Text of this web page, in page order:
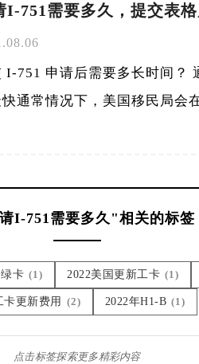
I-751需要多久，提交表
I-751 申请后需要多长时间？
通常情况下，美国移民局会
I-751需要多久"相关的标签
卡 (1) 2022美国更新工卡 (1)
卡更新费用 (2) 2022年H1-B (1)
点击标签探索更多精彩内容